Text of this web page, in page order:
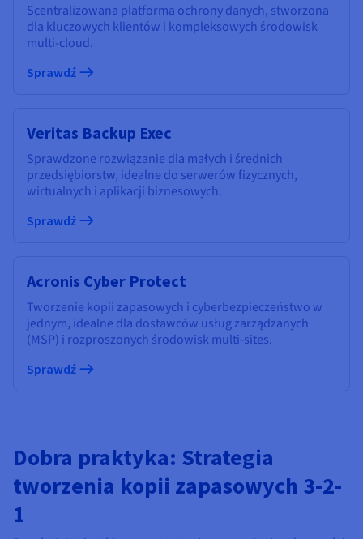
Scentralizowana platforma ochrony danych, stworzona
dla kluczowych klientów i kompleksowych środowisk
multi-cloud.
Sprawdź
Veritas Backup Exec
Sprawdzone rozwiązanie dla małych i średnich
przedsiębiorstw, idealne do serwerów fizycznych,
wirtualnych i aplikacji biznesowych.
Sprawdź
Acronis Cyber Protect
Tworzenie kopii zapasowych i cyberbezpieczeństwo w
jednym, idealne dla dostawców usług zarządzanych
(MSP) i rozproszonych środowisk multi-sites.
Sprawdź
Dobra praktyka: Strategia
tworzenia kopii zapasowych 3-2-
1